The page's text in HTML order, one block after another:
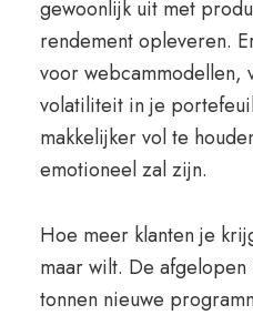
gewoonlijk uit met
rendement opleveren.
voor webcammodellen,
volatiliteit in je
makkelijker vol te
emotioneel zal zijn.
Hoe meer klanten je
maar wilt. De
tonnen nieuwe